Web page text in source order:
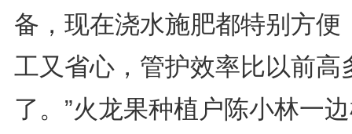
备，现在浇水施肥都特别方便
工又省心，管护效率比以前高
了。”火龙果种植户陈小林一